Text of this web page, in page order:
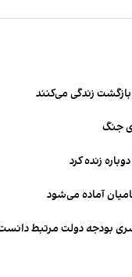
زندگی می‌کنند
جنگ
زنده کرد
آماده می‌شود
بودجه دولت مرتبط